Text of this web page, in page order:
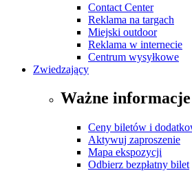
Contact Center
Reklama na targach
Miejski outdoor
Reklama w internecie
Centrum wysyłkowe
Zwiedzający
Ważne informacje
Ceny biletów i
Aktywuj zaproszenie
Mapa ekspozycji
Odbierz bezpłatny bilet